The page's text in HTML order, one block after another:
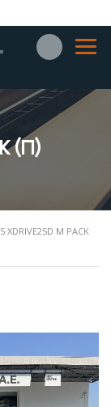
(Π)
XDRIVE25D M PACK